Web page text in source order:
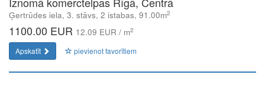
Ģertrūdes iela, 3. stāvs, 2 istabas, 91.00m2
1100.00 EUR 12.09 EUR / m2
Apskatīt pievienot favorītiem